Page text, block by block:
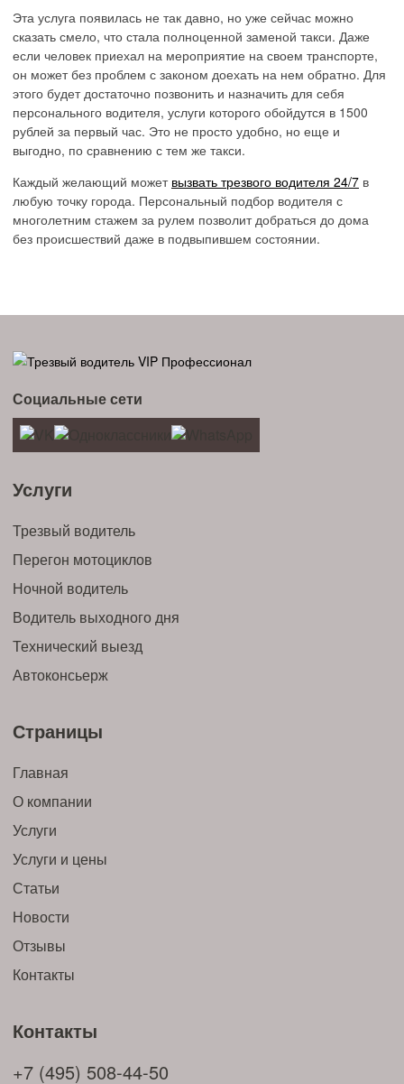
Эта услуга появилась не так давно, но уже сейчас можно
сказать смело, что стала полноценной заменой такси. Даже
если человек приехал на мероприятие на своем транспорте,
он может без проблем с законом доехать на нем обратно. Для
этого будет достаточно позвонить и назначить для себя
персонального водителя, услуги которого обойдутся в 1500
рублей за первый час. Это не просто удобно, но еще и
выгодно, по сравнению с тем же такси.
Каждый желающий может вызвать трезвого водителя 24/7 в
любую точку города. Персональный подбор водителя с
многолетним стажем за рулем позволит добраться до дома
без происшествий даже в подвыпившем состоянии.
Социальные сети
Услуги
Трезвый водитель
Перегон мотоциклов
Ночной водитель
Водитель выходного дня
Технический выезд
Автоконсьерж
Страницы
Главная
О компании
Услуги
Услуги и цены
Статьи
Новости
Отзывы
Контакты
Контакты
+7 (495) 508-44-50